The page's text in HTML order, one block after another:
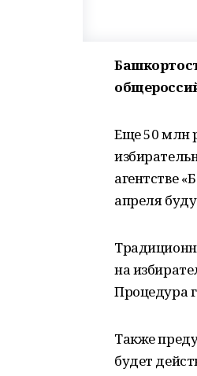
Еще 50 млн
агентстве
апреля
на
Процедура
Также
будет